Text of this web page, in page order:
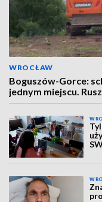
WROCŁAW
Boguszów-Gorce:
jednym miejscu.